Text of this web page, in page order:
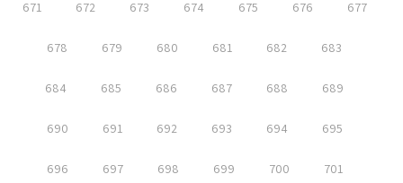
671 672 673 674 675 676 677
678 679 680 681 682 683
684 685 686 687 688 689
690 691 692 693 694 695
696 697 698 699 700 701